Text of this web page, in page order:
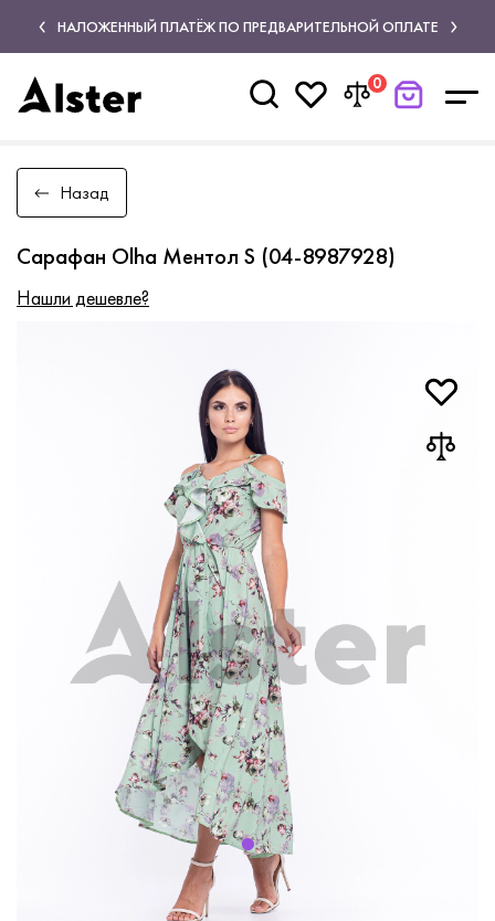
НАЛОЖЕННЫЙ ПЛАТЁЖ ПО ПРЕДВАРИТЕЛЬНОЙ ОПЛАТЕ
0
Назад
Сарафан Olha Ментол S (04-8987928)
Нашли дешевле?